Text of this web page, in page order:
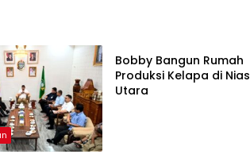
Bobby Bangun Rumah
Produksi Kelapa di Nias
Utara